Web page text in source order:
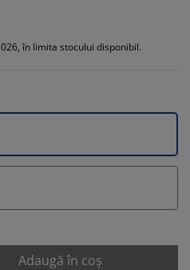
în limita stocului disponibil.
Adaugă în coș